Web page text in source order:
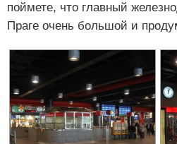
поймете, что главный
Праге очень большой и